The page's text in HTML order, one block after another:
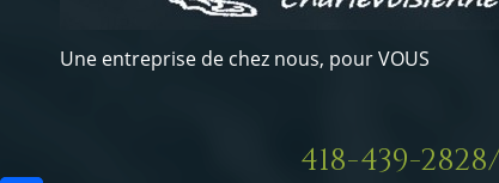
Une entreprise de chez nous, pour VOUS
418-439-